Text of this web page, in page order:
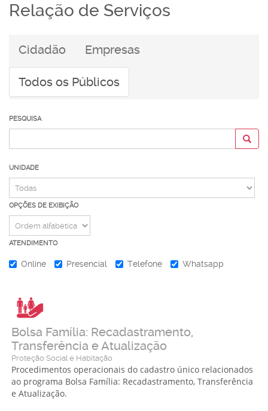
Relação de Serviços
Cidadão Empresas
Todos os Públicos
PESQUISA
UNIDADE
OPÇÕES DE EXIBIÇÃO
ATENDIMENTO
Online Presencial Telefone Whatsapp
Bolsa Família: Recadastramento,
Transferência e Atualização
Proteção Social e Habitação
Procedimentos operacionais do cadastro único relacionados
ao programa Bolsa Família: Recadastramento, Transferência
e Atualização.